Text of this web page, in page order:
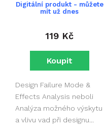
Digitální produkt - můžete
mít už dnes
119 Kč
Design Failure Mode &
Effects Analysis neboli
Analýza možného výskytu
a vlivu vad při designu...